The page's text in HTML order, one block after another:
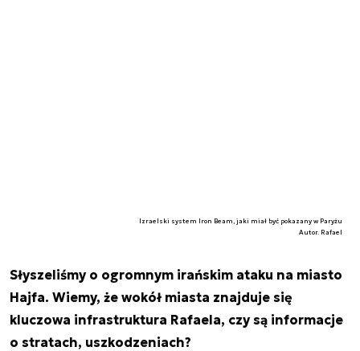
Izraelski system Iron Beam, jaki miał być pokazany w Paryżu
Autor. Rafael
Słyszeliśmy o ogromnym irańskim ataku na miasto
Hajfa. Wiemy, że wokół miasta znajduje się
kluczowa infrastruktura Rafaela, czy są informacje
o stratach, uszkodzeniach?